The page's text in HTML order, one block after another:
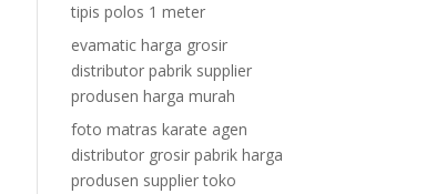
tipis polos 1 meter
evamatic harga grosir
distributor pabrik supplier
produsen harga murah
foto matras karate agen
distributor grosir pabrik harga
produsen supplier toko